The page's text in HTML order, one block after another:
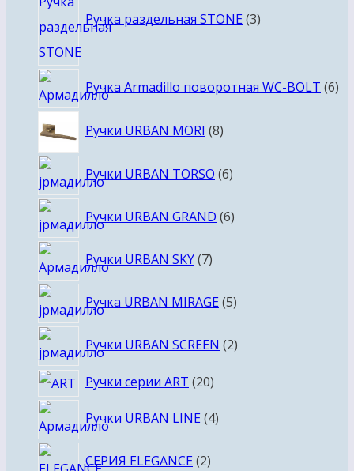
Ручка раздельная STONE 3товара
Ручка Armadillo поворотная WC-BOLT 66
Ручки URBAN MORI 88
Ручки URBAN TORSO 66
Ручки URBAN GRAND 66
Ручки URBAN SKY 77
Ручка URBAN MIRAGE 55
Ручки URBAN SCREEN 22
Ручки серии ART 2020
Ручки URBAN LINE 44
СЕРИЯ ELEGANCE 22